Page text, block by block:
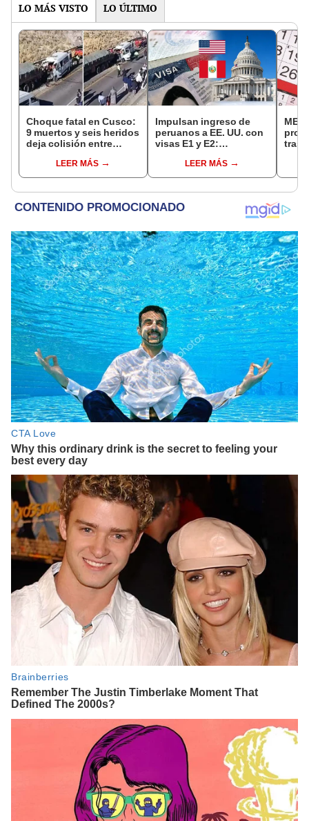
LO MÁS VISTO LO ÚLTIMO
Choque fatal en Cusco:
9 muertos y seis heridos
deja colisión entre
EspinarLEER MÁS
Impulsan ingreso de
peruanos a EE. UU. con
visas E1 y E2:
pymes serían los más
beneficiados
LEER MÁS
MEF